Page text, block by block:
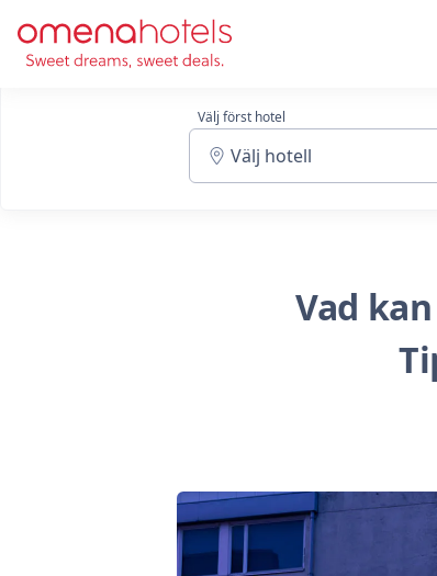
Välj först hotel
Välj hotell
Vad